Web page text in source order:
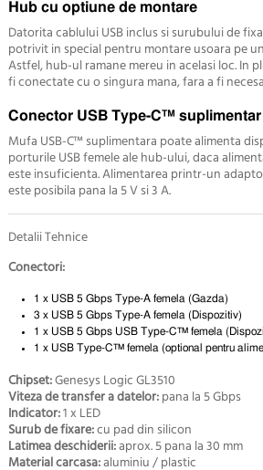
Hub cu optiune de montare
Datorita cablului USB inclus si surubului de
potrivit in special pentru montare usoara pe
Astfel, hub-ul ramane mereu in acelasi loc. In
fi conectate cu o singura mana, fara a fi
Conector USB Type-C™
Mufa USB-C™ suplimentara poate alimenta
porturile USB femele ale hub-ului, daca
este insuficienta. Alimentarea printr-un
este posibila pana la 5 V si 3 A.
Detalii Tehnice
Conectori:
1 x USB 5 Gbps Type-A femela (Gazda)
3 x USB 5 Gbps Type-A femela (Dispozitiv)
1 x USB 5 Gbps USB Type-C™ femela
1 x USB Type-C™ femela (optional pentru
Chipset:Genesys Logic GL3510
Viteza de transfer a datelor:pana la 5 Gbps
Indicator:1 x LED
Surub de fixare:cu pad din silicon
Latimea deschiderii:aprox. 5 pana la 30 mm
Material carcasa:aluminiu / plastic